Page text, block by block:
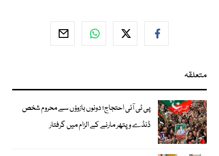
متعلقہ
پی ٹی آئی احتجاج؛ دونوں بازوؤں سے محروم شخص
ڈنڈے و پتھر مارنے کے الزام میں گرفتار